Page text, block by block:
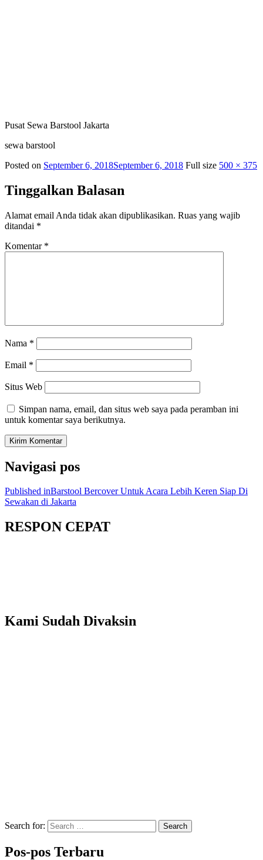
Pusat Sewa Barstool Jakarta
sewa barstool
Posted on September 6, 2018September 6, 2018 Full size 500 × 375
Tinggalkan Balasan
Alamat email Anda tidak akan dipublikasikan. Ruas yang wajib
ditandai *
Komentar *
Nama *
Email *
Situs Web
Simpan nama, email, dan situs web saya pada peramban ini
untuk komentar saya berikutnya.
Navigasi pos
Published inBarstool Bercover Untuk Acara Lebih Keren Siap Di
Sewakan di Jakarta
RESPON CEPAT
Kami Sudah Divaksin
Search for: Search
Pos-pos Terbaru